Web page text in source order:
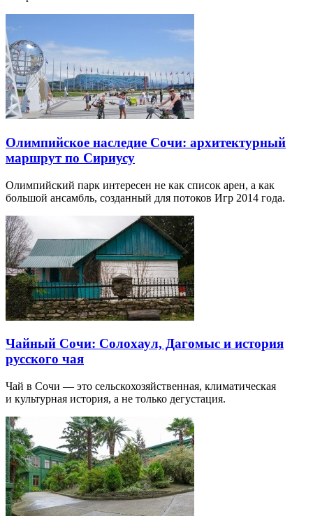
Олимпийское наследие Сочи: архитектурный
маршрут по Сириусу
Олимпийский парк интересен не как список арен, а как
большой ансамбль, созданный для потоков Игр 2014 года.
Чайный Сочи: Солохаул, Дагомыс и история
русского чая
Чай в Сочи — это сельскохозяйственная, климатическая
и культурная история, а не только дегустация.